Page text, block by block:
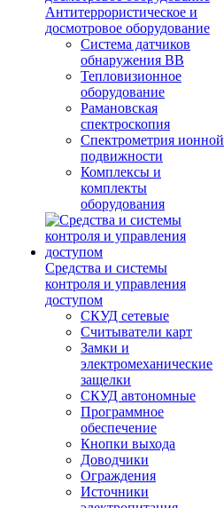
Антитеррористическое и
досмотровое оборудование
Cистема датчиков
обнаружения ВВ
Тепловизионное
оборудование
Рамановская
спектроскопия
Спектрометрия ионной
подвижности
Комплексы и
комплекты
оборудования
Средства и системы
контроля и управления
доступом
СКУД сетевые
Считыватели карт
Замки и
электромеханические
защелки
СКУД автономные
Программное
обеспечение
Кнопки выхода
Доводчики
Ограждения
Источники